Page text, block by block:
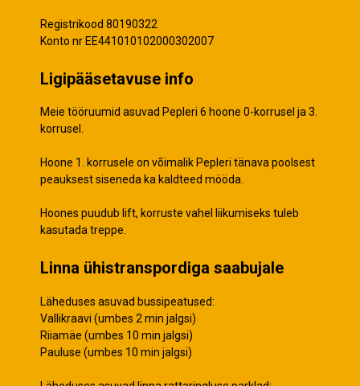
Registrikood 80190322
Konto nr EE441010102000302007
Ligipääsetavuse info
Meie tööruumid asuvad Pepleri 6 hoone 0-korrusel ja 3.
korrusel.
Hoone 1. korrusele on võimalik Pepleri tänava poolsest
peauksest siseneda ka kaldteed mööda.
Hoones puudub lift, korruste vahel liikumiseks tuleb
kasutada treppe.
Linna ühistranspordiga saabujale
Läheduses asuvad bussipeatused:
Vallikraavi (umbes 2 min jalgsi)
Riiamäe (umbes 10 min jalgsi)
Pauluse (umbes 10 min jalgsi)